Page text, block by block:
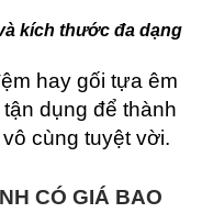
kích thước đa dạng
hay gối tựa êm
dụng để thành
cùng tuyệt vời.
CÓ GIÁ BAO